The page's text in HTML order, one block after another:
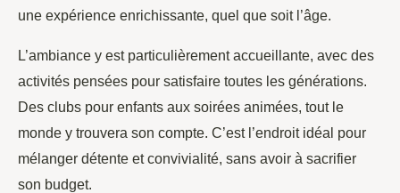
une expérience enrichissante, quel que soit l’âge.
L’ambiance y est particulièrement accueillante, avec des
activités pensées pour satisfaire toutes les générations.
Des clubs pour enfants aux soirées animées, tout le
monde y trouvera son compte. C’est l’endroit idéal pour
mélanger détente et convivialité, sans avoir à sacrifier
son budget.